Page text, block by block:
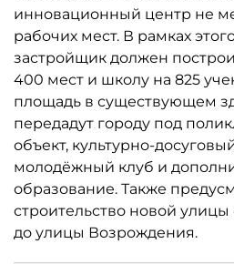
инновационный центр не
рабочих мест. В рамках
застройщик должен
400 мест и школу на 825
площадь в существующем
передадут городу под
объект, культурно-
молодёжный клуб и
образование. Также
строительство новой
до улицы Возрождения.